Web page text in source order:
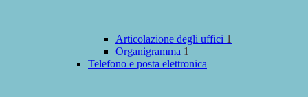
Articolazione degli uffici 1
Organigramma 1
Telefono e posta elettronica